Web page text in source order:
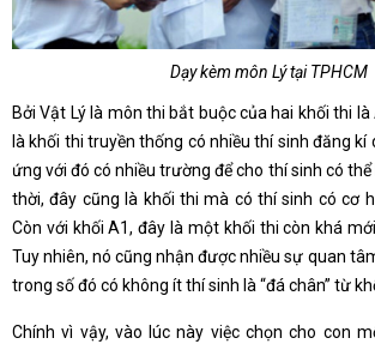
Dạy kèm môn Lý tại TPHCM
Bởi Vật Lý là môn thi bắt buộc của hai khối thi
là khối thi truyền thống có nhiều thí sinh đăng
ứng với đó có nhiều trường để cho thí sinh có
thời, đây cũng là khối thi mà có thí sinh có cơ
Còn với khối A1, đây là một khối thi còn khá
Tuy nhiên, nó cũng nhận được nhiều sự quan
trong số đó có không ít thí sinh là “đá chân” từ
Chính vì vậy, vào lúc này việc chọn cho con